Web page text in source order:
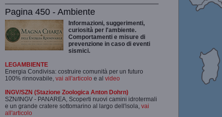
Pagina 450 - Ambiente
Informazioni, suggerimenti,
curiosità per l'ambiente.
Comportamenti e misure di
prevenzione in caso di eventi
sismici.
LEGAMBIENTE
Energia Condivisa: costruire comunità per un futuro
100% rinnovabile, vai all'articolo e al video
INGV/SZN (Stazione Zoologica Anton Dohrn)
SZN/INGV - PANAREA, Scoperti nuovi camini idrotermali
e un grande cratere sottomarino al largo dell'isola, vai
all'articolo